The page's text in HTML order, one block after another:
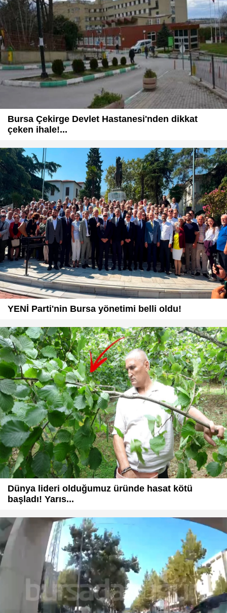
Bursa Çekirge Devlet Hastanesi'nden dikkat
çeken ihale!...
YENİ Parti'nin Bursa yönetimi belli oldu!
Dünya lideri olduğumuz üründe hasat kötü
başladı! Yarıs...